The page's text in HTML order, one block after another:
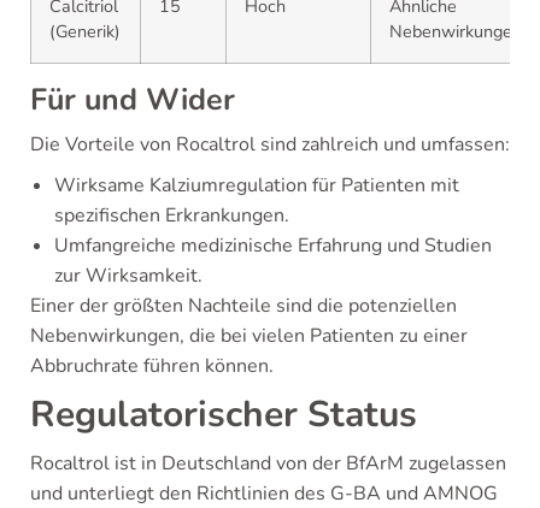
Calcitriol
(Generik)
15 Hoch
Ähnliche
Nebenwirkungen
Für und Wider
Die Vorteile von Rocaltrol sind zahlreich und umfassen:
Wirksame Kalziumregulation für Patienten mit
spezifischen Erkrankungen.
Umfangreiche medizinische Erfahrung und Studien
zur Wirksamkeit.
Einer der größten Nachteile sind die potenziellen
Nebenwirkungen, die bei vielen Patienten zu einer
Abbruchrate führen können.
Regulatorischer Status
Rocaltrol ist in Deutschland von der BfArM zugelassen
und unterliegt den Richtlinien des G-BA und AMNOG